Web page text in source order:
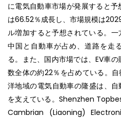
に電気自動車市場が発展すると
は66.52％成長し、市場規模は
ル増加すると予想されている。
中国と自動車が占め、道路を走
る。また、国内市場では、EV車
数全体の約22％を占めている。
洋地域の電気自動車の隆盛は、
を支えている。Shenzhen
Cambrian (Liaoning)